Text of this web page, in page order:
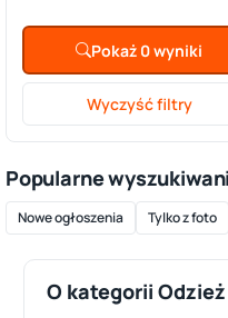
Pokaż 0 wyniki
Wyczyść filtry
Popularne
Nowe ogłoszenia Tylko z foto
O kategorii